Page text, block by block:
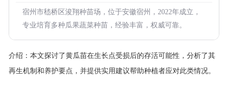
宿州市嵇桥区浚翔种苗场，位于安徽宿州，2022年成立，
专业培育多种瓜果蔬菜种苗，经验丰富，权威可靠。
介绍： 本文探讨了黄瓜苗在生长点受损后的存活可能性，分析了其
再生机制和养护要点，并提供实用建议帮助种植者应对此类情况。